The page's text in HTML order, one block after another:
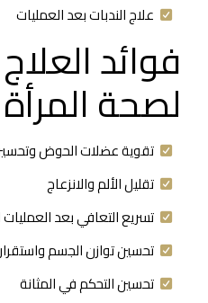
علاج الندبات بعد العمليات
فوائد
لصحة المرأة
تقوية عضلات الحوض وتحسين
تقليل الألم والانزعاج
تسريع التعافي بعد العمليات
تحسين توازن الجسم واستقرار
تحسين التحكم في المثانة